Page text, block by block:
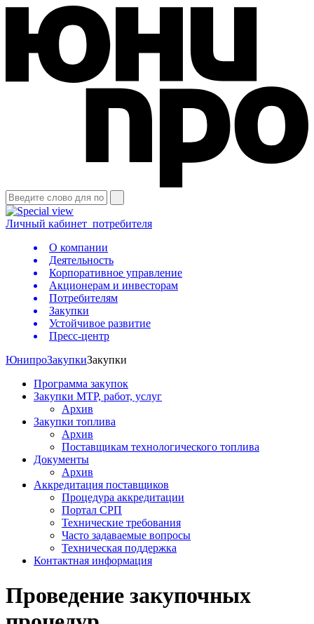
Личный кабинет потребителя
О компании
Деятельность
Корпоративное управление
Акционерам и инвесторам
Потребителям
Закупки
Устойчивое развитие
Пресс-центр
ЮнипроЗакупкиЗакупки
Программа закупок
Закупки МТР, работ, услуг
Архив
Закупки топлива
Архив
Поставщикам технологического топлива
Документы
Архив
Аккредитация поставщиков
Процедура аккредитации
Портал СРП
Технические требования
Часто задаваемые вопросы
Техническая поддержка
Контактная информация
Проведение закупочных